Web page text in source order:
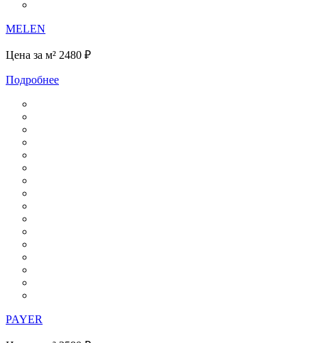
MELEN
Цена за м² 2480 ₽
Подробнее
PAYER